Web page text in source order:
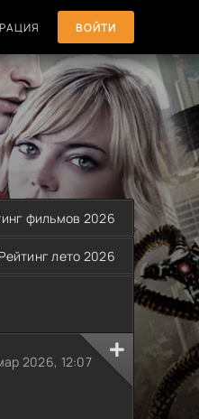
ВОЙТИ
фильмов 2026
Рейтинг лето 2026
2026, 12:07